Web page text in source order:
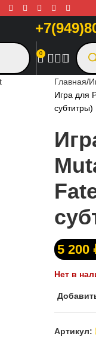
0
Главная
Игра для
субтитры)
5 200
Нет в
Артикул: